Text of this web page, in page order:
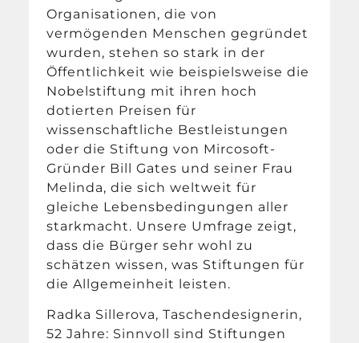
Organisationen, die von
vermögenden Menschen gegründet
wurden, stehen so stark in der
Öffentlichkeit wie beispielsweise die
Nobelstiftung mit ihren hoch
dotierten Preisen für
wissenschaftliche Bestleistungen
oder die Stiftung von Mircosoft-
Gründer Bill Gates und seiner Frau
Melinda, die sich weltweit für
gleiche Lebensbedingungen aller
starkmacht. Unsere Umfrage zeigt,
dass die Bürger sehr wohl zu
schätzen wissen, was Stiftungen für
die Allgemeinheit leisten.
Radka Sillerova, Taschendesignerin,
52 Jahre: Sinnvoll sind Stiftungen